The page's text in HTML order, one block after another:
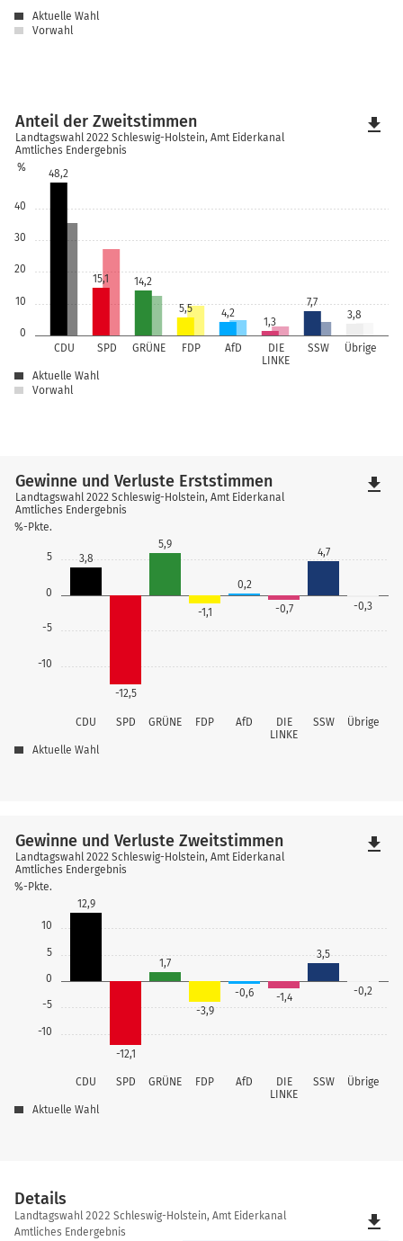
Aktuelle Wahl
Vorwahl
0
10
20
30
40
%
CDU SPD GRÜNE FDP AfD
DIE
LINKE
SSW Übrige
48,2
15,1 14,2
5,5 4,2
1,3
7,7
3,8
Anteil der Zweitstimmen
Landtagswahl 2022 Schleswig-Holstein, Amt Eiderkanal
Amtliches Endergebnis
Aktuelle Wahl
Vorwahl
file_download
-10
-5
0
5
%-Pkte.
CDU SPD GRÜNE FDP AfD
DIE
LINKE
SSW Übrige
3,8
-12,5
5,9
-1,1
0,2
-0,7
4,7
-0,3
Gewinne und Verluste Erststimmen
Landtagswahl 2022 Schleswig-Holstein, Amt Eiderkanal
Amtliches Endergebnis
Aktuelle Wahl
file_download
-10
-5
0
5
10
%-Pkte.
CDU SPD GRÜNE FDP AfD
DIE
LINKE
SSW Übrige
12,9
-12,1
1,7
-3,9
-0,6 -1,4
3,5
-0,2
Gewinne und Verluste Zweitstimmen
Landtagswahl 2022 Schleswig-Holstein, Amt Eiderkanal
Amtliches Endergebnis
Aktuelle Wahl
file_download
Details
Details
Landtagswahl 2022 Schleswig-Holstein, Amt Eiderkanal
Amtliches Endergebnis
file_download